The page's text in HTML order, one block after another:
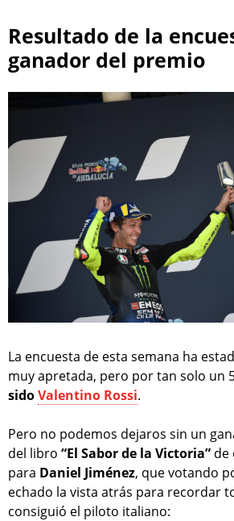
Resultado de la
ganador del premio
La encuesta de esta semana ha
muy apretada, pero por tan solo un
sidoValentino Rossi.
Pero no podemos dejaros sin un
del libro “El Sabor de la Victoria” de
para Daniel Jiménez, que votando
echado la vista atrás para recordar
consiguió el piloto italiano: